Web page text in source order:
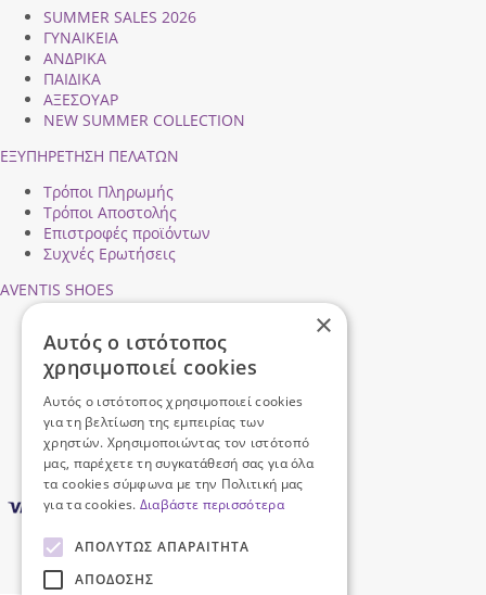
SUMMER SALES 2026
ΓΥΝΑΙΚΕΙΑ
ΑΝΔΡΙΚΑ
ΠΑΙΔΙΚΑ
ΑΞΕΣΟΥΑΡ
NEW SUMMER COLLECTION
ΕΞΥΠΗΡΕΤΗΣΗ ΠΕΛΑΤΩΝ
Τρόποι Πληρωμής
Τρόποι Αποστολής
Επιστροφές προϊόντων
Συχνές Ερωτήσεις
AVENTIS SHOES
Ασφάλεια Συναλλαγών
Προσωπικά Δεδομένα
Όροι Χρήσης
×
Αυτός ο ιστότοπος
χρησιμοποιεί cookies
Αυτός ο ιστότοπος χρησιμοποιεί cookies
για τη βελτίωση της εμπειρίας των
χρηστών. Χρησιμοποιώντας τον ιστότοπό
μας, παρέχετε τη συγκατάθεσή σας για όλα
τα cookies σύμφωνα με την Πολιτική μας
για τα cookies. Διαβάστε περισσότερα
ΑΠΟΛΎΤΩΣ ΑΠΑΡΑΊΤΗΤΑ
ΑΠΌΔΟΣΗΣ